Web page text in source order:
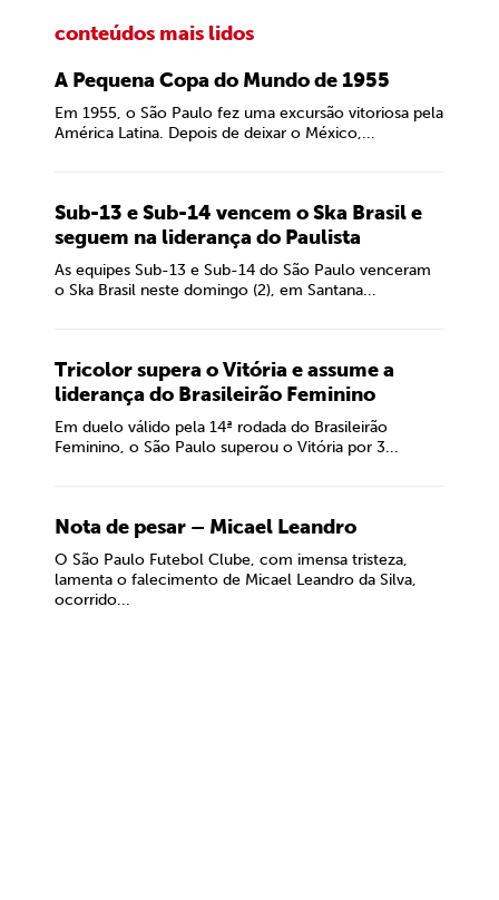
conteúdos mais lidos
A Pequena Copa do Mundo de 1955
Em 1955, o São Paulo fez uma excursão vitoriosa pela
América Latina. Depois de deixar o México,...
Sub-13 e Sub-14 vencem o Ska Brasil e
seguem na liderança do Paulista
As equipes Sub-13 e Sub-14 do São Paulo venceram
o Ska Brasil neste domingo (2), em Santana...
Tricolor supera o Vitória e assume a
liderança do Brasileirão Feminino
Em duelo válido pela 14ª rodada do Brasileirão
Feminino, o São Paulo superou o Vitória por 3...
Nota de pesar – Micael Leandro
O São Paulo Futebol Clube, com imensa tristeza,
lamenta o falecimento de Micael Leandro da Silva,
ocorrido...